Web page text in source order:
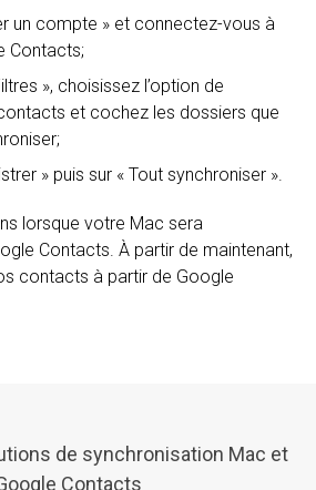
un compte » et connectez-vous à
Contacts;
», choisissez l’option de
et cochez les dossiers que
» puis sur « Tout synchroniser ».
lorsque votre Mac sera
Contacts. À partir de maintenant,
contacts à partir de Google
de synchronisation Mac et
Contacts